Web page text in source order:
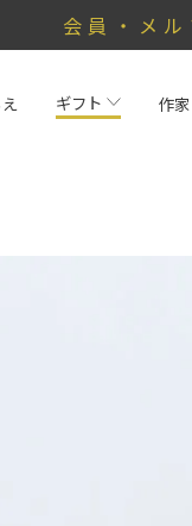
会員・メ
ギフト 作